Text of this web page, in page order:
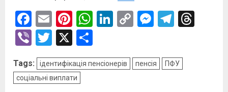
Facebook
EmailPinterest
WhatsApp
LinkedIn
Copy
ViberTwitter
X
Tags: ідентифікація пенсіонерів пенсія
ПФУ
соціальні виплати